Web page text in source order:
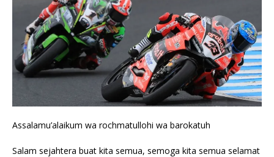
Assalamu’alaikum wa rochmatullohi wa barokatuh
Salam sejahtera buat kita semua, semoga kita semua selamat